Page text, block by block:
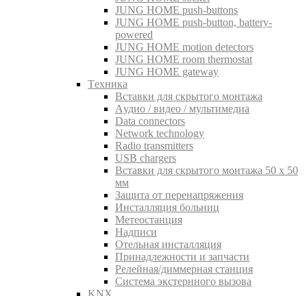
JUNG HOME push-buttons
JUNG HOME push-button, battery-
powered
JUNG HOME motion detectors
JUNG HOME room thermostat
JUNG HOME gateway
Tехника
Вставки для скрытого монтажа
Aудио / видео / мультимедиа
Data connectors
Network technology
Radio transmitters
USB chargers
Вставки для скрытого монтажа 50 x 50
мм
Защита от перенапряжения
Инсталляция больниц
Метеостанция
Надписи
Отельная инсталляция
Принадлежности и запчасти
Релейная/диммерная станция
Система экстернного вызова
KNX